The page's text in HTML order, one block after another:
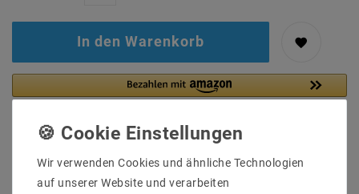
In den Warenkorb
Wir verwenden Cookies und ähnliche Technologien
auf unserer Website und verarbeiten